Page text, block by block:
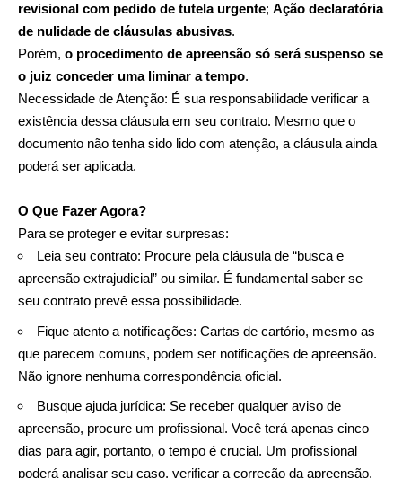
revisional com pedido de tutela urgente; Ação declaratória
de nulidade de cláusulas abusivas.
Porém, o procedimento de apreensão só será suspenso se
o juiz conceder uma liminar a tempo.
Necessidade de Atenção: É sua responsabilidade verificar a
existência dessa cláusula em seu contrato. Mesmo que o
documento não tenha sido lido com atenção, a cláusula ainda
poderá ser aplicada.
O Que Fazer Agora?
Para se proteger e evitar surpresas:
Leia seu contrato: Procure pela cláusula de “busca e
apreensão extrajudicial” ou similar. É fundamental saber se
seu contrato prevê essa possibilidade.
Fique atento a notificações: Cartas de cartório, mesmo as
que parecem comuns, podem ser notificações de apreensão.
Não ignore nenhuma correspondência oficial.
Busque ajuda jurídica: Se receber qualquer aviso de
apreensão, procure um profissional. Você terá apenas cinco
dias para agir, portanto, o tempo é crucial. Um profissional
poderá analisar seu caso, verificar a correção da apreensão,